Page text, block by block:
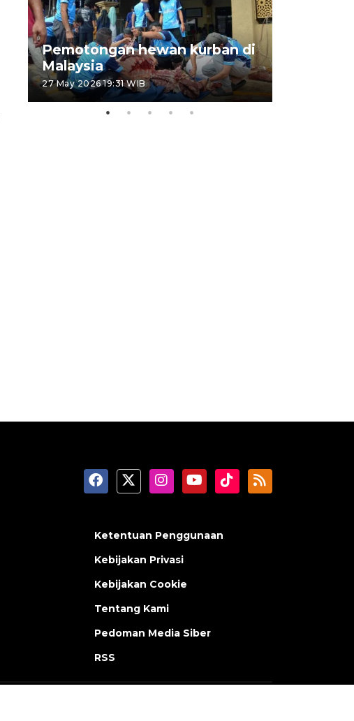
Pemotongan hewan kurban di
Malaysia
27 May 2026 19:31 WIB
Ketentuan Penggunaan
Kebijakan Privasi
Kebijakan Cookie
Tentang Kami
Pedoman Media Siber
RSS